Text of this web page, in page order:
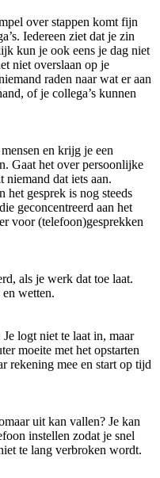
over stappen komt fijn
Iedereen ziet dat je zin
kun je ook eens je dag niet
niet overslaan op je
raden naar wat er aan
of je collega’s kunnen
en krijg je een
Gaat het over persoonlijke
niemand dat iets aan.
het gesprek is nog steeds
geconcentreerd aan het
voor (telefoon)gesprekken
als je werk dat toe laat.
wetten.
logt niet te laat in, maar
moeite met het opstarten
rekening mee en start op tijd
uit kan vallen? Je kan
instellen zodat je snel
te lang verbroken wordt.